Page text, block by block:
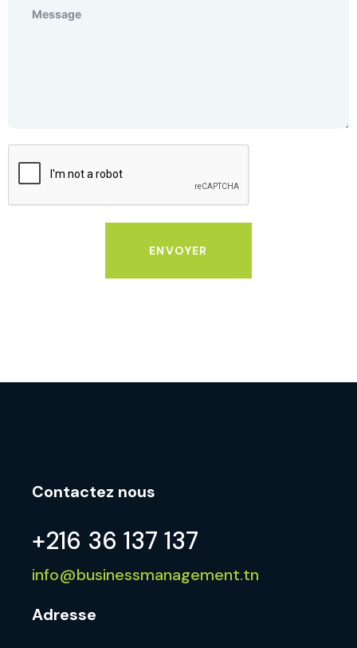
ENVOYER
Contactez nous
+216 36 137 137
info@businessmanagement.tn
Adresse